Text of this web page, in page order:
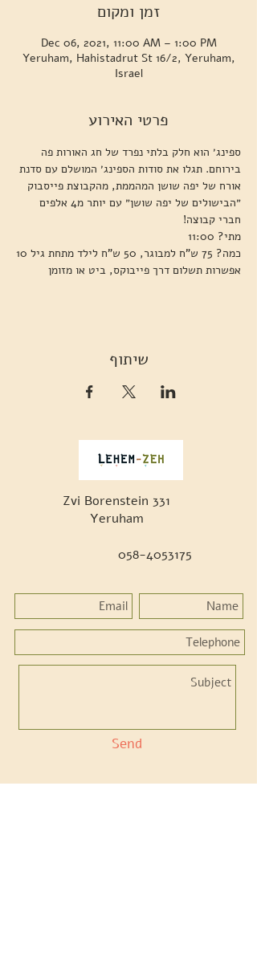
זמן ומקום
Dec 06, 2021, 11:00 AM – 1:00 PM
Yeruham, Hahistadrut St 16/2, Yeruham,
Israel
פרטי האירוע
ספינג׳ הוא חלק בלתי נפרד של חג האורות פה
בירוחם. תגלו את סודות הספינג׳ המושלם עם סדנת
אורח של יפה שושן המהממת, מהקבוצת פייסבוק
״הבישולים של יפה שושן״ עם יותר מ4 אלפים
חברי קבוצה!
מתי? 11:00
כמה? 75 ש"ח למבוגר, 50 ש"ח לילד מתחת גיל 10
אפשרות תשלום דרך פייבוקס, ביט או מזומן
שיתוף
Zvi Borenstein 331
Yeruham
058-4053175
Send